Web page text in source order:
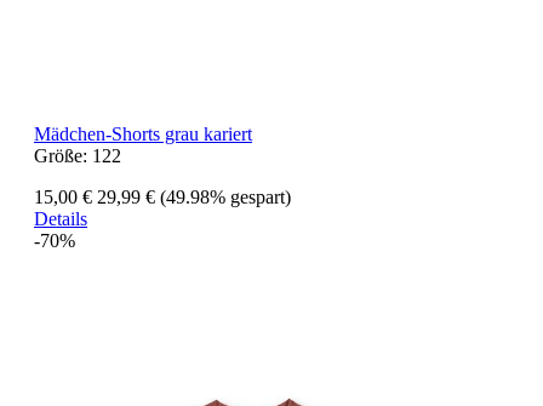
Mädchen-Shorts grau kariert
Größe: 122
15,00 € 29,99 € (49.98% gespart)
Details
-70%